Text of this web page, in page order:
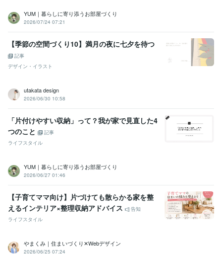
YUM｜暮らしに寄り添うお部屋づくり
2026/07/24 07:21
【季節の空間づくり10】満月の夜に七夕を待つ
記事
デザイン・イラスト
utakata design
2026/06/30 10:58
「片付けやすい収納」って？我が家で見直した4
つのこと
記事
ライフスタイル
YUM｜暮らしに寄り添うお部屋づくり
2026/06/27 01:46
【子育てママ向け】片づけても散らかる家を整
えるインテリア×整理収納アドバイス
告知
ライフスタイル
やまくみ｜住まいづくり✕Webデザイン
2026/06/25 07:24